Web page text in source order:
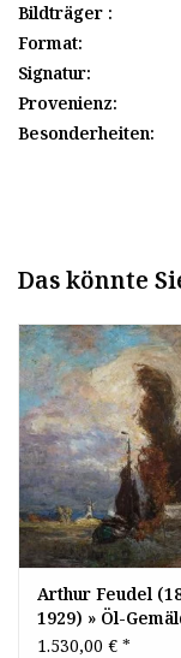
Bildträger :
Format:
Signatur:
Provenienz:
Besonderheiten:
Das könnte
Arthur Feudel
1929) » Öl-
Impressionismus
1.530,00 € *